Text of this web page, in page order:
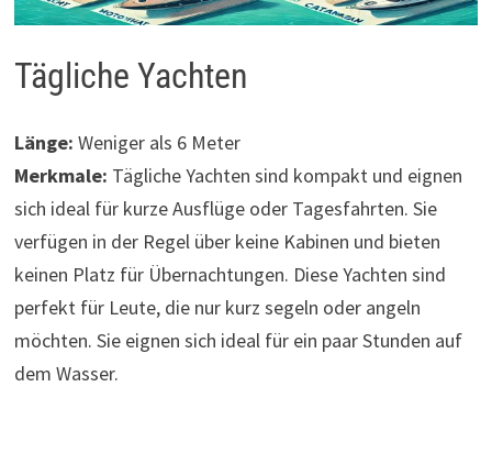
Tägliche Yachten
Länge: Weniger als 6 Meter
Merkmale: Tägliche Yachten sind kompakt und eignen
sich ideal für kurze Ausflüge oder Tagesfahrten. Sie
verfügen in der Regel über keine Kabinen und bieten
keinen Platz für Übernachtungen. Diese Yachten sind
perfekt für Leute, die nur kurz segeln oder angeln
möchten. Sie eignen sich ideal für ein paar Stunden auf
dem Wasser.